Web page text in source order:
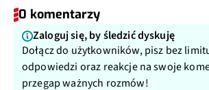
0 komentarzy
Zaloguj się, by śledzić dyskuję
Dołącz do użytkowników, pisz bez
odpowiedzi oraz reakcje na swoje
przegap ważnych rozmów!